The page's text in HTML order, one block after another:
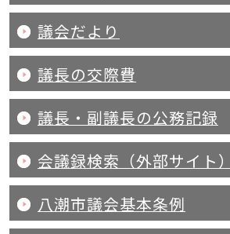
議会だより
議長の交際費
議長・副議長の公務記録
会議録検索（外部サイト）
八潮市議会基本条例